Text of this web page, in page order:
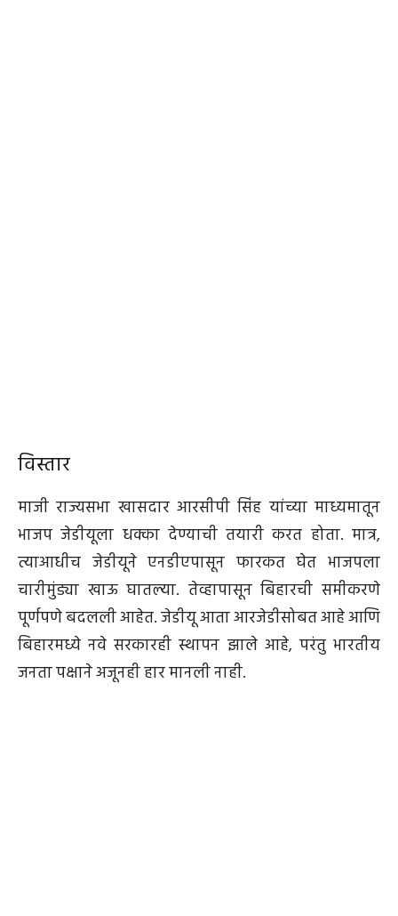
विस्तार
माजी राज्यसभा खासदार आरसीपी सिंह यांच्या माध्यमातून
भाजप जेडीयूला धक्का देण्याची तयारी करत होता. मात्र,
त्याआधीच जेडीयूने एनडीएपासून फारकत घेत भाजपला
चारीमुंड्या खाऊ घातल्या. तेव्हापासून बिहारची समीकरणे
पूर्णपणे बदलली आहेत. जेडीयू आता आरजेडीसोबत आहे आणि
बिहारमध्ये नवे सरकारही स्थापन झाले आहे, परंतु भारतीय
जनता पक्षाने अजूनही हार मानली नाही.